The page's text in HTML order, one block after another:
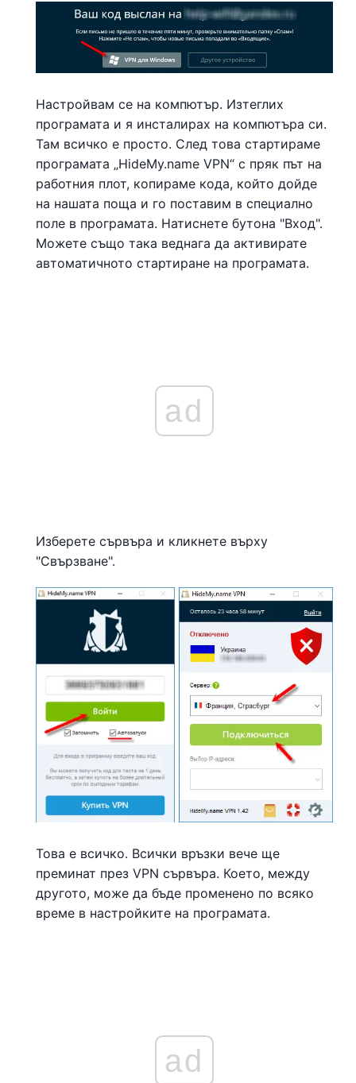
Настройвам се на компютър. Изтеглих
програмата и я инсталирах на компютъра си.
Там всичко е просто. След това стартираме
програмата „HideMy.name VPN“ с пряк път на
работния плот, копираме кода, който дойде
на нашата поща и го поставим в специално
поле в програмата. Натиснете бутона "Вход".
Можете също така веднага да активирате
автоматичното стартиране на програмата.
ad
Изберете сървъра и кликнете върху
"Свързване".
Това е всичко. Всички връзки вече ще
преминат през VPN сървъра. Което, между
другото, може да бъде променено по всяко
време в настройките на програмата.
ad